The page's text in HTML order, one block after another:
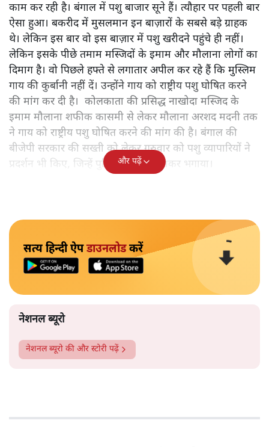
काम कर रही है। बंगाल में पशु बाजार सूने हैं। त्यौहार पर पहली बार
ऐसा हुआ। बकरीद में मुसलमान इन बाज़ारों के सबसे बड़े ग्राहक
थे। लेकिन इस बार वो इस बाज़ार में पशु खरीदने पहुंचे ही नहीं।
लेकिन इसके पीछे तमाम मस्जिदों के इमाम और मौलाना लोगों का
दिमाग है। वो पिछले हफ्ते से लगातार अपील कर रहे हैं कि मुस्लिम
गाय की कुर्बानी नहीं दें। उन्होंने गाय को राष्ट्रीय पशु घोषित करने
की मांग कर दी है। कोलकाता की प्रसिद्ध नाखोदा मस्जिद के
इमाम मौलाना शफीक कासमी से लेकर मौलाना अरशद मदनी तक
ने गाय को राष्ट्रीय पशु घोषित करने की मांग की है। बंगाल की
बीजेपी सरकार की सख्ती को लेकर गुरुवार को पशु व्यापारियों ने
प्रदर्शन भी किए, जिन्हें पुलिस ने डंडा बरसाकर भगाया।
और पढ़ें
सत्य हिन्दी ऐपडाउनलोडकरें
नेशनल ब्यूरो
नेशनल ब्यूरो की और स्टोरी पढ़ें